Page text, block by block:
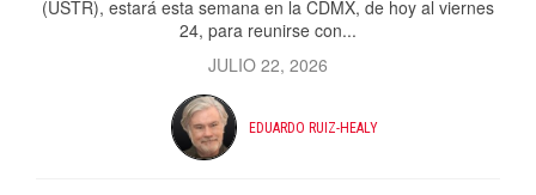
(USTR), estará esta semana en la CDMX, de hoy al viernes
24, para reunirse con...
JULIO 22, 2026
EDUARDO RUIZ-HEALY